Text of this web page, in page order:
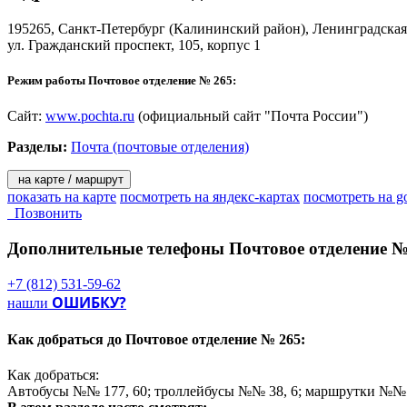
На территории Санкт-Петербурга и Ленинградской области
- «КиберПресс@»;
- продажа проездных билетов;
- услуги телефонной связи;
- подписка на собрание сочинений книжного клуба «Терра».
Решения для бизнеса:
- денежные переводы «КиберДеньги» для корпоративных
- директ-мейл.
195265, Санкт-Петербург (Калининский район), Ленинградская
ул. Гражданский проспект, 105, корпус 1
Режим работы Почтовое отделение № 265:
Сайт: www.pochta.ru (официальный сайт "Почта России")
Разделы: Почта (почтовые отделения)
на карте / маршрут
показать на карте посмотреть на яндекс-картах посмотреть на
Позвонить
Дополнительные телефоны Почтовое отделение
+7 (812) 531-59-62
нашли ОШИБКУ?
Как добраться до Почтовое отделение № 265:
Как добраться:
Автобусы №№ 177, 60; троллейбусы №№ 38, 6; маршрутки №№